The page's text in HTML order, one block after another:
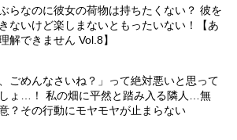
らなのに彼女の荷物は持ちたくない？ 彼を
ないけど楽しまないともったいない！【あ
解できません Vol.8】
、ごめんなさいね？」って絶対悪いと思って
ょ…！ 私の畑に平然と踏み入る隣人…無
？その行動にモヤモヤが止まらない